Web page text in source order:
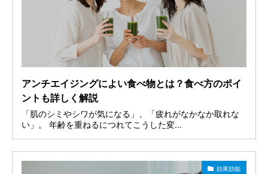
アンチエイジングによい食べ物とは？食べ方のポイ
ントも詳しく解説
「肌のシミやシワが気になる」、「疲れがなかなか取れな
い」。 年齢を重ねるにつれてこうした変...
効果効能